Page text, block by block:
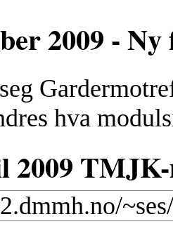
2009 - Ny
hva
2009 TMJK-